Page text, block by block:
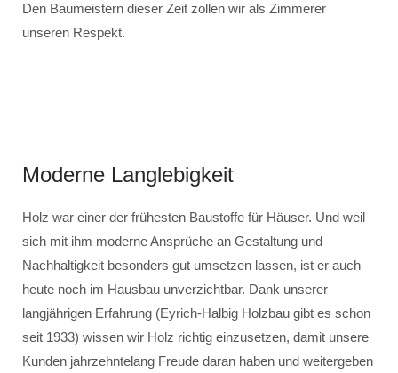
Den Baumeistern dieser Zeit zollen wir als Zimmerer
unseren Respekt.
Moderne Langlebigkeit
Holz war einer der frühesten Baustoffe für Häuser. Und weil
sich mit ihm moderne Ansprüche an Gestaltung und
Nachhaltigkeit besonders gut umsetzen lassen, ist er auch
heute noch im Hausbau unverzichtbar. Dank unserer
langjährigen Erfahrung (Eyrich-Halbig Holzbau gibt es schon
seit 1933) wissen wir Holz richtig einzusetzen, damit unsere
Kunden jahrzehntelang Freude daran haben und weitergeben